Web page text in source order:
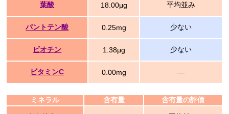
葉酸 18.00μg 平均並み
パントテン酸 0.25mg 少ない
ビオチン 1.38μg 少ない
ビタミンC 0.00mg ―
ミネラル 含有量 含有量の評価